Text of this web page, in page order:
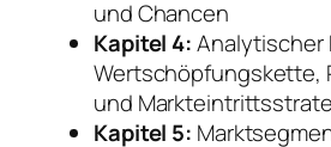
und Chancen
Kapitel 4:Analytischer
Wertschöpfungskette,
und
Kapitel 5: